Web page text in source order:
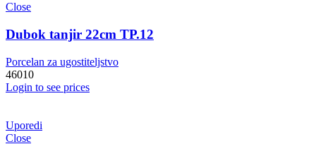
Close
Dubok tanjir 22cm TP.12
Porcelan za ugostiteljstvo
46010
Login to see prices
Uporedi
Close